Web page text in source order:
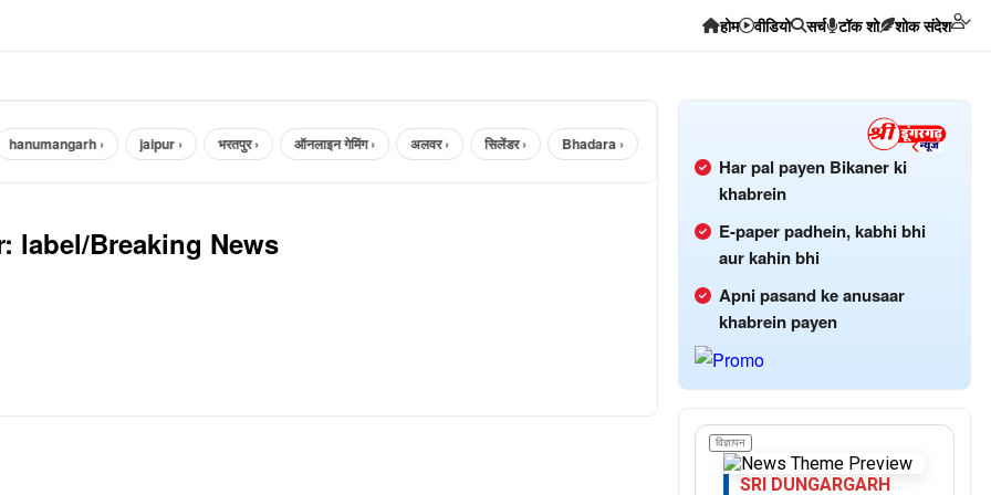
होम वीडियो सर्च टॉक शो शोक संदेश
hanumangarh › jaipur › भरतपुर › ऑनलाइन गेमिंग › अलवर › सिलेंडर › Bhadara ›
label/Breaking News
Har pal payen Bikaner ki
khabrein
E-paper padhein, kabhi bhi
aur kahin bhi
Apni pasand ke anusaar
khabrein payen
विज्ञापन
SRI DUNGARGARH